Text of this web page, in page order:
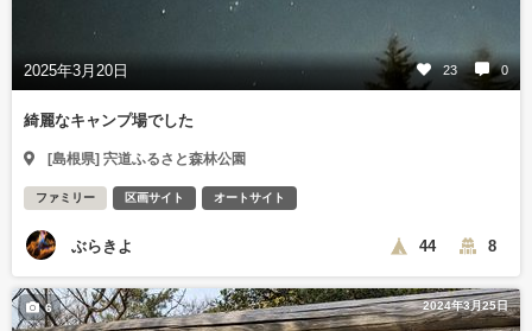
2025年3月20日 23 0
綺麗なキャンプ場でした
[島根県] 宍道ふるさと森林公園
ファミリー 区画サイト オートサイト
ぶらきよ 44 8
2024年3月25日
6